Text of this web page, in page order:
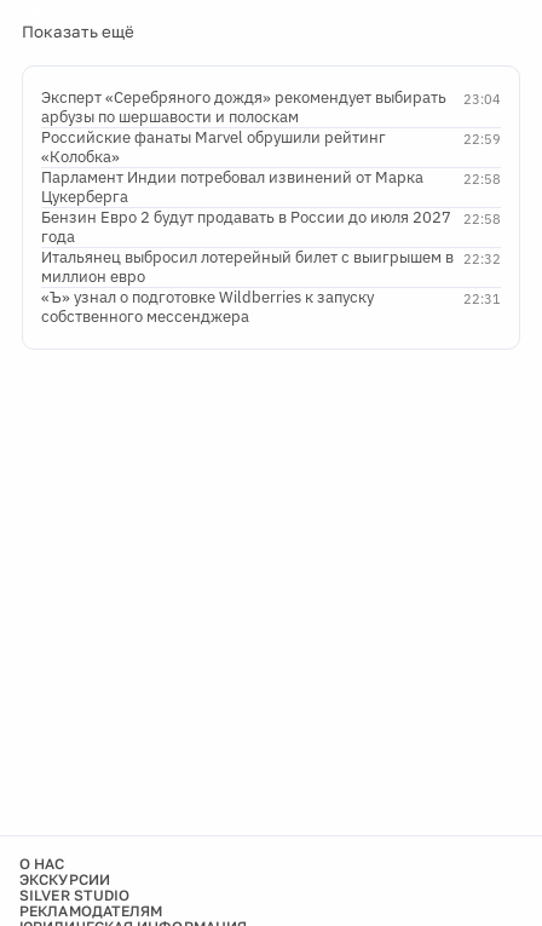
Показать ещё
23:04
Эксперт «Серебряного дождя» рекомендует выбирать
арбузы по шершавости и полоскам
22:59
Российские фанаты Marvel обрушили рейтинг
«Колобка»
22:58
Парламент Индии потребовал извинений от Марка
Цукерберга
22:58
Бензин Евро 2 будут продавать в России до июля 2027
года
22:32
Итальянец выбросил лотерейный билет с выигрышем в
миллион евро
22:31
«Ъ» узнал о подготовке Wildberries к запуску
собственного мессенджера
О НАС
ЭКСКУРСИИ
SILVER STUDIO
РЕКЛАМОДАТЕЛЯМ